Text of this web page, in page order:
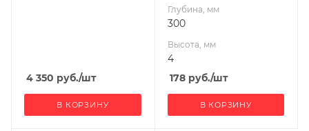
4 350 руб./шт
В КОРЗИНУ
Глубина, мм
300
Высота, мм
4
178руб./шт
В КОРЗИНУ